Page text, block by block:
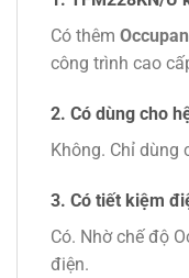
Có thêm
công trình cao
2. Có dùng cho
Không. Chỉ dùng
3. Có tiết kiệm
Có. Nhờ chế độ
điện.